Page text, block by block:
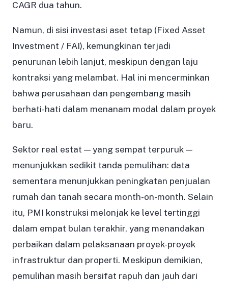
CAGR dua tahun.
Namun, di sisi investasi aset tetap (Fixed Asset
Investment / FAI), kemungkinan terjadi
penurunan lebih lanjut, meskipun dengan laju
kontraksi yang melambat. Hal ini mencerminkan
bahwa perusahaan dan pengembang masih
berhati-hati dalam menanam modal dalam proyek
baru.
Sektor real estat — yang sempat terpuruk —
menunjukkan sedikit tanda pemulihan: data
sementara menunjukkan peningkatan penjualan
rumah dan tanah secara month-on-month. Selain
itu, PMI konstruksi melonjak ke level tertinggi
dalam empat bulan terakhir, yang menandakan
perbaikan dalam pelaksanaan proyek-proyek
infrastruktur dan properti. Meskipun demikian,
pemulihan masih bersifat rapuh dan jauh dari